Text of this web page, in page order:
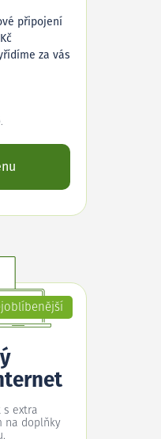
připojení
za vás
extra
na doplňky